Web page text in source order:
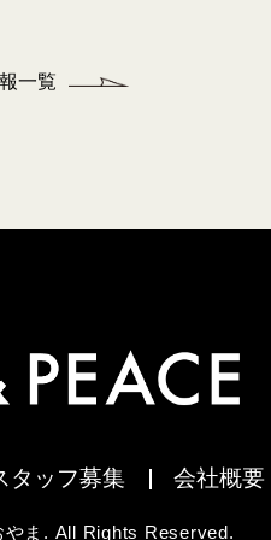
一覧
タッフ募集 会社概要
ま. All Rights Reserved.